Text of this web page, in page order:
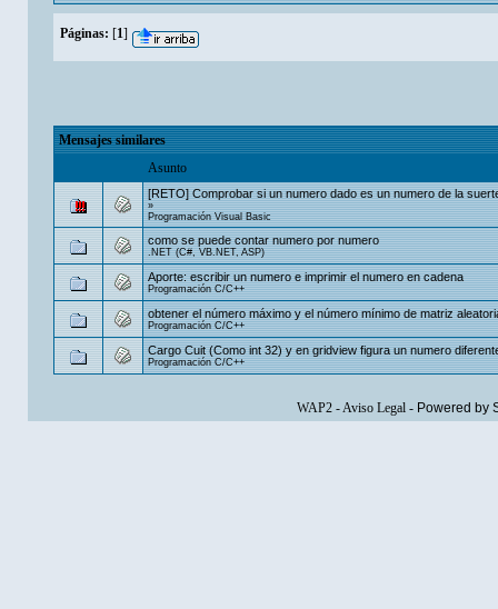
Páginas: [1]
Mensajes similares
Asunto
[RETO] Comprobar si un numero dado es un numero de la
»
Programación Visual Basic
como se puede contar numero por numero
.NET (C#, VB.NET, ASP)
Aporte: escribir un numero e imprimir el numero en cadena
Programación C/C++
obtener el número máximo y el número mínimo de matriz
Programación C/C++
Cargo Cuit (Como int 32) y en gridview figura un numero
Programación C/C++
WAP2-Aviso Legal- Powered by